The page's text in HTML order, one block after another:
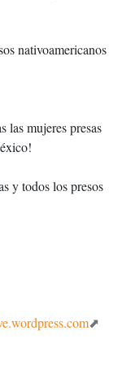
nativoamericanos
las mujeres presas
y todos los presos